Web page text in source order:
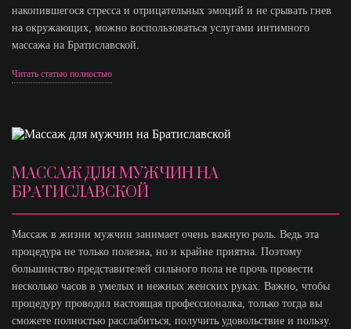
накопившегося стресса и отрицательных эмоций и не срывать гнев
на окружающих, можно воспользоваться услугами интимного
массажа на Братиславской.
Читать статью полностью
МАССАЖ ДЛЯ МУЖЧИН НА
БРАТИСЛАВСКОЙ
Массаж в жизни мужчин занимает очень важную роль. Ведь эта
процедура не только полезна, но и крайне приятна. Поэтому
большинство представителей сильного пола не прочь провести
несколько часов в умелых и нежных женских руках. Важно, чтобы
процедуру проводил настоящая профессионалка, только тогда вы
сможете полностью расслабиться, получить удовольствие и пользу.